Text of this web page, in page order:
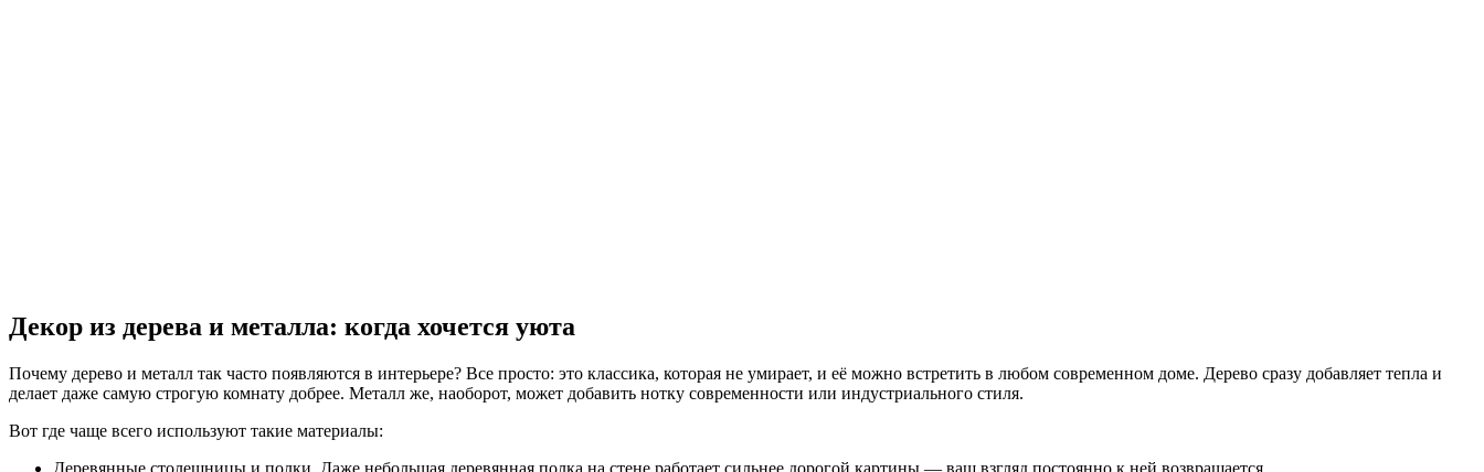
Декор из дерева и металла: когда хочется уюта
Почему дерево и металл так часто появляются в интерьере? Все просто: это классика, которая не умирает, и её можно встретить в любом современном доме. Дерево сразу добавляет тепла и
делает даже самую строгую комнату добрее. Металл же, наоборот, может добавить нотку современности или индустриального стиля.
Вот где чаще всего используют такие материалы:
Деревянные столешницы и полки. Даже небольшая деревянная полка на стене работает сильнее дорогой картины — ваш взгляд постоянно к ней возвращается.